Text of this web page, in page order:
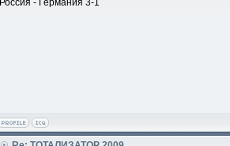
Россия - Германия 3-1